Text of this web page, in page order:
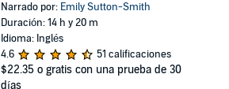
Narrado por: Emily Sutton-Smith
Duración: 14 h y 20 m
Idioma: Inglés
4.6
51 calificaciones
$22.35 o gratis con una prueba de 30
días